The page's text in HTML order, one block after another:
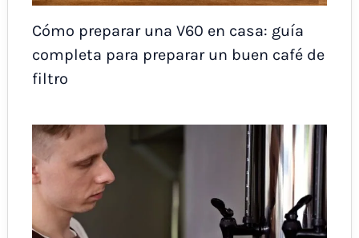
Cómo preparar una V60 en casa: guía
completa para preparar un buen café de
filtro